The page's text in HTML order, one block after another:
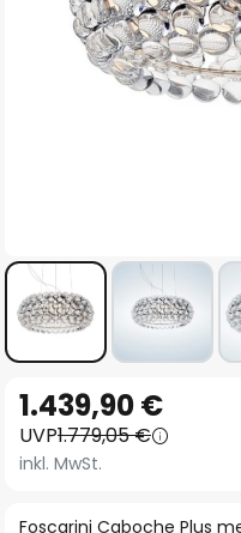
Anfang
der
Bildgalerie
Foscarini Caboche Plus
1.439,90 €
UVP1.779,05 €
inkl. MwSt.